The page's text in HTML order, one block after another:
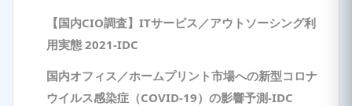
【国内CIO調査】ITサービス／アウトソーシング利
用実態 2021-IDC
国内オフィス／ホームプリント市場への新型コロナ
ウイルス感染症（COVID-19）の影響予測-IDC